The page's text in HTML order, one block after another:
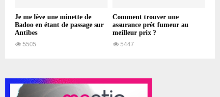
Je me lève une minette de
Badoo en étant de passage sur
Antibes
5505
Comment trouver une
assurance prêt fumeur au
meilleur prix ?
5447